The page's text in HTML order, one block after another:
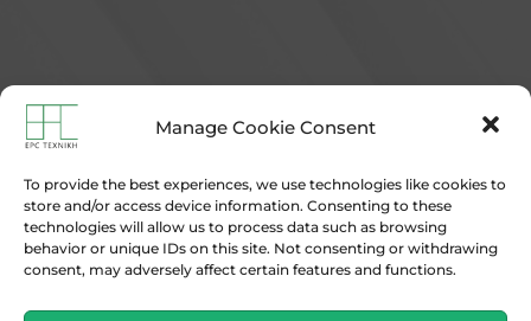
Manage Cookie Consent
To provide the best experiences, we use technologies like cookies to
store and/or access device information. Consenting to these
technologies will allow us to process data such as browsing
behavior or unique IDs on this site. Not consenting or withdrawing
consent, may adversely affect certain features and functions.
ABOUT US
Η EPC TEXNIKH-ΛΑΒΡΑΝΟΣ ΚΑΤΑΣΚΕΥΑΣΤΙΚΗ ΕΕ είναι μια